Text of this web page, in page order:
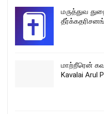
மருத்துவ
மாற்றீரென்
Kavalai Arul